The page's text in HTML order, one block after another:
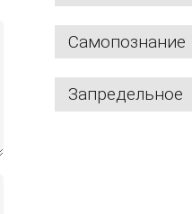
Самопознание
Запредельное